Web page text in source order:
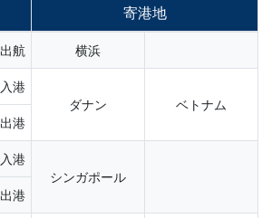
寄港地
出航 横浜
入港
ダナン
ベトナム
出港
入港
シンガポール
出港